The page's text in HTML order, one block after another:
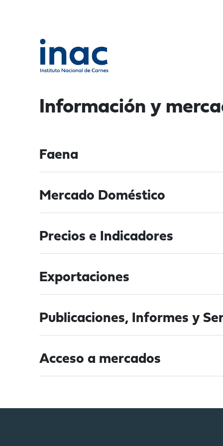
Información y
Faena
Mercado Doméstico
Precios e Indicadores
Exportaciones
Publicaciones, Informes y
Acceso a mercados